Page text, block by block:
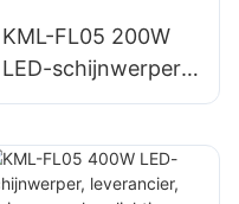
KML-FL05 200W
LED-schijnwerper,
leverancier, nood-
rampenverlichting